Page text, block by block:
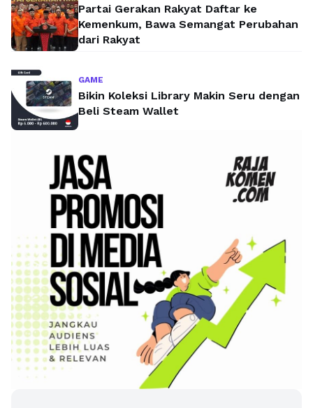
Partai Gerakan Rakyat Daftar ke
Kemenkum, Bawa Semangat Perubahan
dari Rakyat
GAME
Bikin Koleksi Library Makin Seru dengan
Beli Steam Wallet